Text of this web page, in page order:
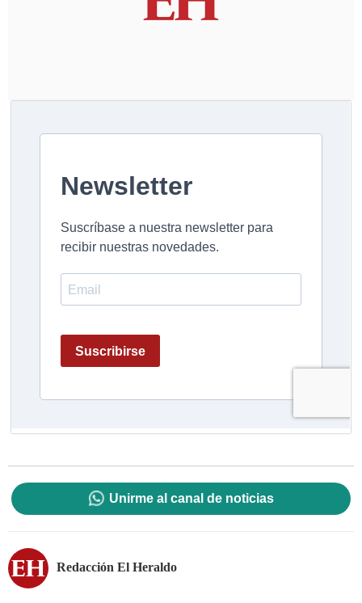
Unirme al canal de noticias
Redacción El Heraldo